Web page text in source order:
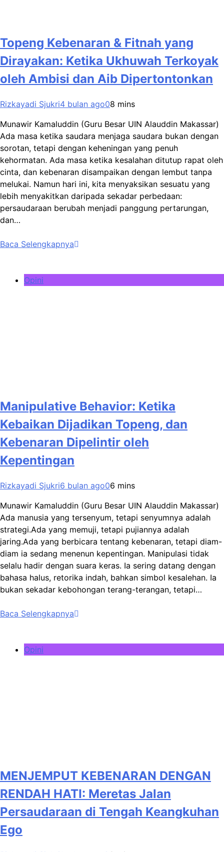
Topeng Kebenaran & Fitnah yang
Dirayakan: Ketika Ukhuwah Terkoyak
oleh Ambisi dan Aib Dipertontonkan
Rizkayadi Sjukri4 bulan ago08 mins
Munawir Kamaluddin (Guru Besar UIN Alauddin Makassar)
Ada masa ketika saudara menjaga saudara bukan dengan
sorotan, tetapi dengan keheningan yang penuh
kehormatan. Ada masa ketika kesalahan ditutup rapat oleh
cinta, dan kebenaran disampaikan dengan lembut tanpa
melukai. Namun hari ini, kita menyaksikan sesuatu yang
lebih menyakitkan daripada sekadar perbedaan:
persaudaraan berubah menjadi panggung pertarungan,
dan…
Baca Selengkapnya
Opini
Manipulative Behavior: Ketika
Kebaikan Dijadikan Topeng, dan
Kebenaran Dipelintir oleh
Kepentingan
Rizkayadi Sjukri6 bulan ago06 mins
Munawir Kamaluddin (Guru Besar UIN Alauddin Makassar)
Ada manusia yang tersenyum, tetapi senyumnya adalah
strategi.Ada yang memuji, tetapi pujiannya adalah
jaring.Ada yang berbicara tentang kebenaran, tetapi diam-
diam ia sedang menenun kepentingan. Manipulasi tidak
selalu hadir dengan suara keras. Ia sering datang dengan
bahasa halus, retorika indah, bahkan simbol kesalehan. Ia
bukan sekadar kebohongan terang-terangan, tetapi…
Baca Selengkapnya
Opini
MENJEMPUT KEBENARAN DENGAN
RENDAH HATI: Meretas Jalan
Persaudaraan di Tengah Keangkuhan
Ego